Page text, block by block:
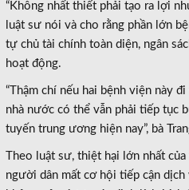
“Không nhất thiết phải tạo ra lợi
luật sư nói và cho rằng phần lớn
tự chủ tài chính toàn diện, ngân
hoạt động.
“Thậm chí nếu hai bệnh viện này
nhà nước có thể vẫn phải tiếp tục
tuyến trung ương hiện nay”, bà
Theo luật sư, thiệt hại lớn nhất
người dân mất cơ hội tiếp cận